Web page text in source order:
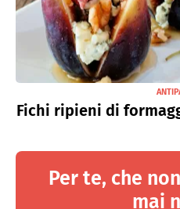
Fichi ripieni di
Per te, che
mai